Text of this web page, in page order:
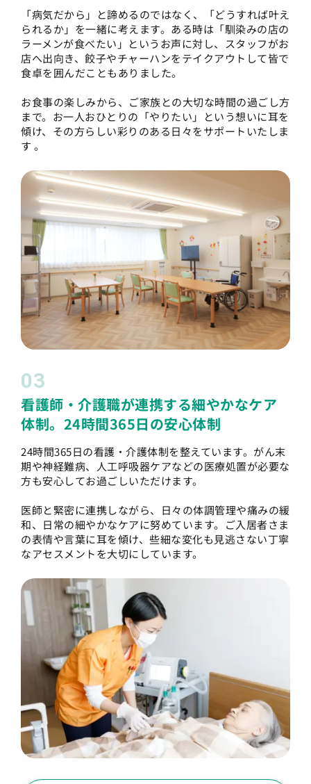
「病気だから」と諦めるのではなく、「どうすれば叶え
られるか」を一緒に考えます。ある時は「馴染みの店の
ラーメンが食べたい」というお声に対し、スタッフがお
店へ出向き、餃子やチャーハンをテイクアウトして皆で
食卓を囲んだこともありました。
お食事の楽しみから、ご家族との大切な時間の過ごし方
まで。お一人おひとりの「やりたい」という想いに耳を
傾け、その方らしい彩りのある日々をサポートいたしま
す 。
03
看護師・介護職が連携する細やかなケア
体制。24時間365日の安心体制
24時間365日の看護・介護体制を整えています。がん末
期や神経難病、人工呼吸器ケアなどの医療処置が必要な
方も安心してお過ごしいただけます。
医師と緊密に連携しながら、日々の体調管理や痛みの緩
和、日常の細やかなケアに努めています。ご入居者さま
の表情や言葉に耳を傾け、些細な変化も見逃さない丁寧
なアセスメントを大切にしています。